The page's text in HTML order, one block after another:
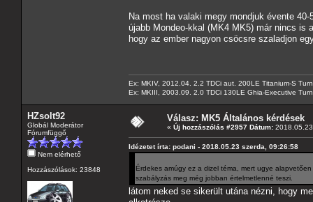
Na most ha valaki megy mondjuk évente
újabb Mondeo-kkal (MK4 MK5) már nincs is
hogy az ember nagyon csöcsre szaladjon
Ex: MKIV, 2012.04. 2.2 TDCi aut. 200LE Titanium-S
Ex: MKIII, 2003.09. 2.0 TDCi 130LE Ghia-Executive
HZsolt92
Globál Moderátor
Fórumfüggő
Nem elérhető
Hozzászólások: 23848
Válasz: MK5 Általános kérdések
« Új hozzászólás #2957 Dátum:
Idézetet írta: podani - 2018.05.23 szerda, 09:26:58
Érdekes amúgy ez a dizel téma, mert ugye
szabályzás meg még jobban értelmetlenné teszi.
látom neked se sikerült utána nézni, hogy